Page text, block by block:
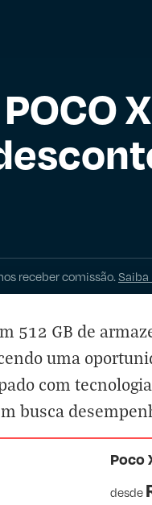
receber comissão.
512 GB de
uma
com
busca
Poco
desde